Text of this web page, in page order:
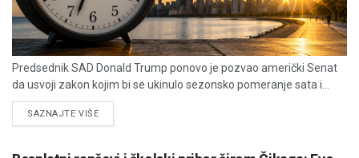
Predsednik SAD Donald Trump ponovo je pozvao američki Senat
da usvoji zakon kojim bi se ukinulo sezonsko pomeranje sata i...
SAZNAJTE VIŠEDETAILS